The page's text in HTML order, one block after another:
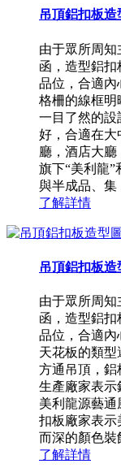
吊頂鋁扣板
由于眾所周
函，造型鋁
品位，合適內
格柵的線框明
一目了然的設
好，合適在大
廳，酒店大
旗下“美利龍”
與半成品、集
了解詳情
吊頂鋁扣板
由于眾所周
函，造型鋁
品位，合適內
天花板的類
方通吊頂，鋁
生產廠家表示
美利龍源藝
扣板廠家表示
而深的顏色裝
了解詳情